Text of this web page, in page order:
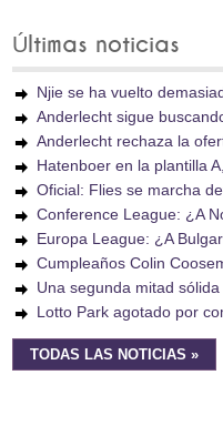
Últimas noticias
Njie se ha vuelto
Anderlecht sigue
Anderlecht rechaza la
Hatenboer en la plantilla
Oficial: Flies se marcha
Conference League: ¿A
Europa League: ¿A
Cumpleaños Colin
Una segunda mitad
Lotto Park agotado por
TODAS LAS NOTICIAS »